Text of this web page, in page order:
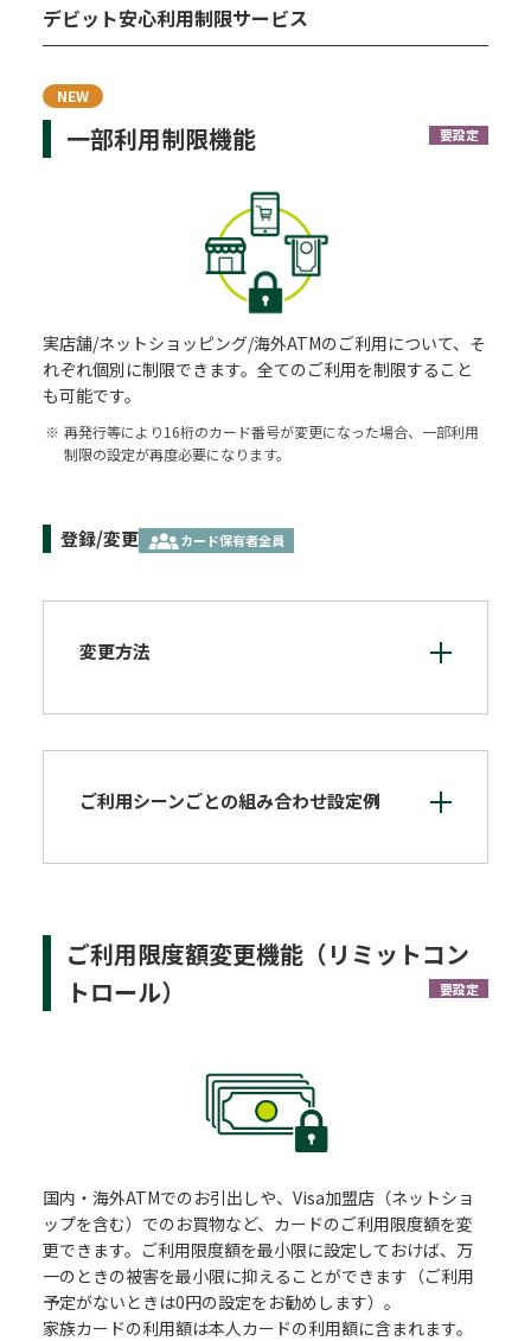
デビット安心利用制限サービス
NEW
一部利用制限機能 要設定
実店舗/ネットショッピング/海外ATMのご利用について、そ
れぞれ個別に制限できます。全てのご利用を制限すること
も可能です。
※ 再発行等により16桁のカード番号が変更になった場合、一部利用
制限の設定が再度必要になります。
登録/変更 カード保有者全員
変更方法
ご利用シーンごとの組み合わせ設定例
ご利用限度額変更機能（リミットコン
トロール）
要設定
国内・海外ATMでのお引出しや、Visa加盟店（ネットショ
ップを含む）でのお買物など、カードのご利用限度額を変
更できます。ご利用限度額を最小限に設定しておけば、万
一のときの被害を最小限に抑えることができます（ご利用
予定がないときは0円の設定をお勧めします）。
家族カードの利用額は本人カードの利用額に含まれます。